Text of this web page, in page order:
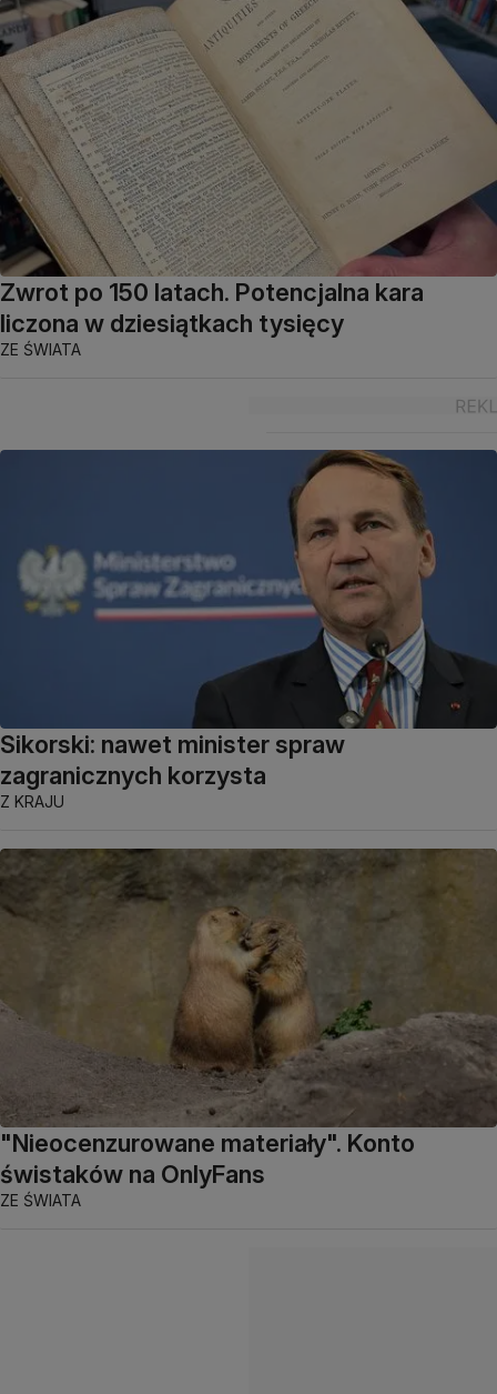
Zwrot po 150 latach. Potencjalna kara
liczona w dziesiątkach tysięcy
ZE ŚWIATA
Sikorski: nawet minister spraw
zagranicznych korzysta
Z KRAJU
"Nieocenzurowane materiały". Konto
świstaków na OnlyFans
ZE ŚWIATA